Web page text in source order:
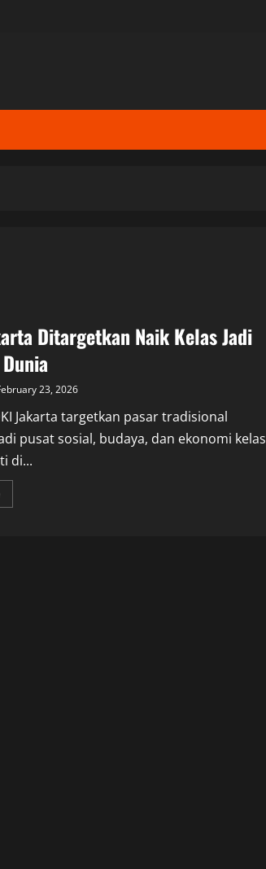
Ditargetkan Naik Kelas Jadi
23, 2026
Jakarta targetkan pasar tradisional
pusat sosial, budaya, dan ekonomi kelas
di...